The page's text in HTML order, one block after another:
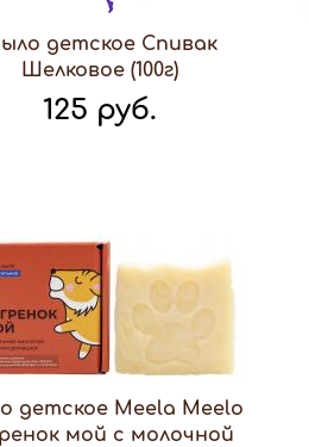
детское Спивак
Шелковое (100г)
125 руб.
детское Meela Meelo
мой с молочной